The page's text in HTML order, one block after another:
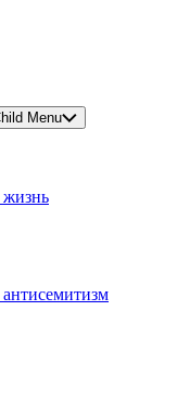
Menu
жизнь
антисемитизм